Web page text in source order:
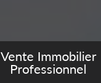
Vente Immobilier
Professionnel